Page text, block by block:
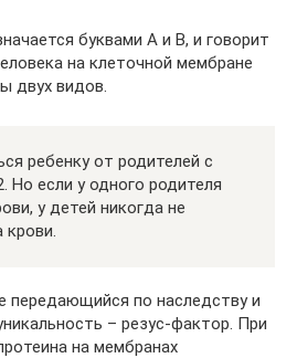
буквами А и В, и говорит
на клеточной мембране
двух видов.
ребенку от родителей с
Но если у одного родителя
у детей никогда не
крови.
передающийся по наследству и
– резус-фактор. При
на мембранах